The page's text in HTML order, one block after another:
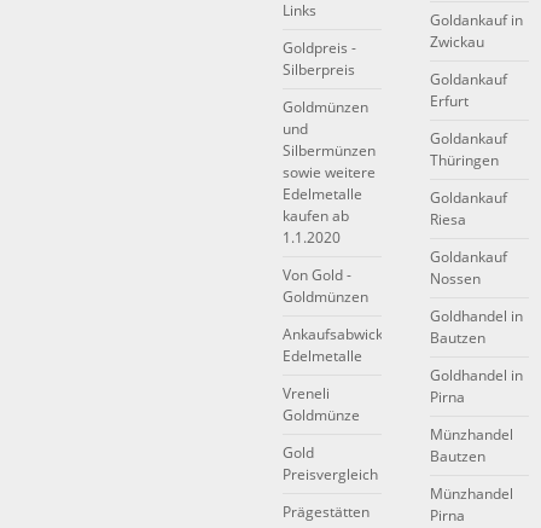
Links
Goldpreis -
Silberpreis
Goldmünzen
und
Silbermünzen
sowie weitere
Edelmetalle
kaufen ab
1.1.2020
Von Gold -
Goldmünzen
Ankaufsabwicklung
Edelmetalle
Vreneli
Goldmünze
Gold
Preisvergleich
Prägestätten
Goldankauf in
Zwickau
Goldankauf
Erfurt
Goldankauf
Thüringen
Goldankauf
Riesa
Goldankauf
Nossen
Goldhandel in
Bautzen
Goldhandel in
Pirna
Münzhandel
Bautzen
Münzhandel
Pirna